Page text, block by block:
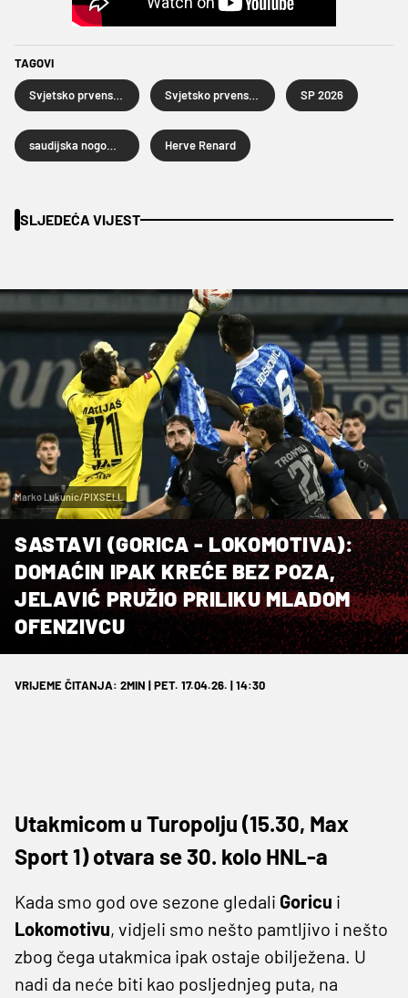
TAGOVI
SP 2026
Herve Renard
SLJEDEĆA VIJEST
Marko Lukunic/PIXSELL
SASTAVI (GORICA - LOKOMOTIVA):
DOMAĆIN IPAK KREĆE BEZ POZA,
JELAVIĆ PRUŽIO PRILIKU MLADOM
OFENZIVCU
VRIJEME ČITANJA: 2MIN | PET. 17.04.26. | 14:30
Utakmicom u Turopolju (15.30, Max
Sport 1) otvara se 30. kolo HNL-a
Kada smo god ove sezone gledali Goricu i
Lokomotivu, vidjeli smo nešto pamtljivo i nešto
zbog čega utakmica ipak ostaje obilježena. U
nadi da neće biti kao posljednjeg puta, na